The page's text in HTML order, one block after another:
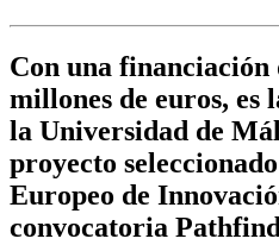
Con una financiación
millones de euros, es
la Universidad de
proyecto
Europeo de
convocatoria